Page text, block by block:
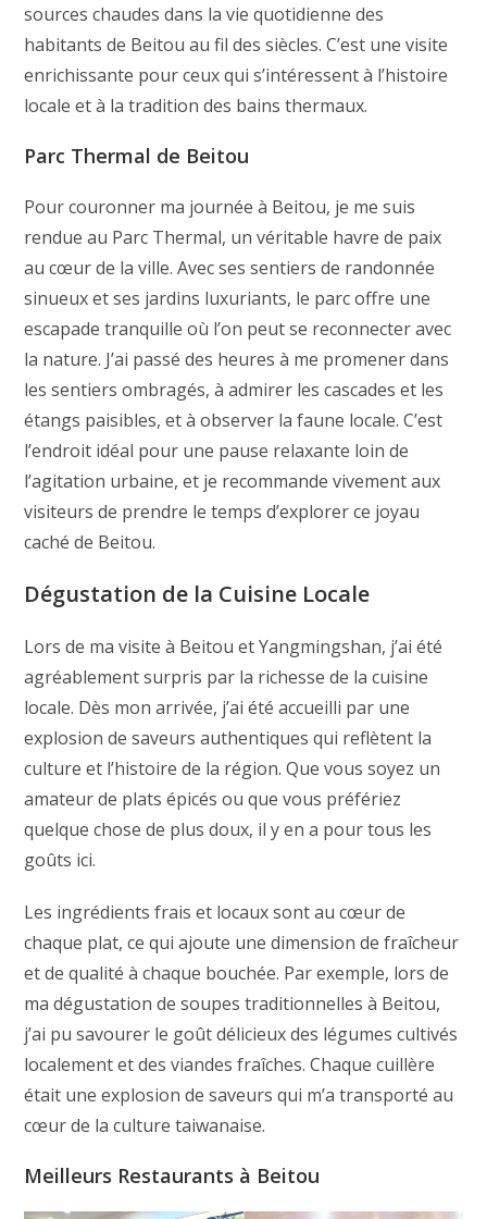
sources chaudes dans la vie quotidienne des
habitants de Beitou au fil des siècles. C’est une visite
enrichissante pour ceux qui s’intéressent à l’histoire
locale et à la tradition des bains thermaux.
Parc Thermal de Beitou
Pour couronner ma journée à Beitou, je me suis
rendue au Parc Thermal, un véritable havre de paix
au cœur de la ville. Avec ses sentiers de randonnée
sinueux et ses jardins luxuriants, le parc offre une
escapade tranquille où l’on peut se reconnecter avec
la nature. J’ai passé des heures à me promener dans
les sentiers ombragés, à admirer les cascades et les
étangs paisibles, et à observer la faune locale. C’est
l’endroit idéal pour une pause relaxante loin de
l’agitation urbaine, et je recommande vivement aux
visiteurs de prendre le temps d’explorer ce joyau
caché de Beitou.
Dégustation de la Cuisine Locale
Lors de ma visite à Beitou et Yangmingshan, j’ai été
agréablement surpris par la richesse de la cuisine
locale. Dès mon arrivée, j’ai été accueilli par une
explosion de saveurs authentiques qui reflètent la
culture et l’histoire de la région. Que vous soyez un
amateur de plats épicés ou que vous préfériez
quelque chose de plus doux, il y en a pour tous les
goûts ici.
Les ingrédients frais et locaux sont au cœur de
chaque plat, ce qui ajoute une dimension de fraîcheur
et de qualité à chaque bouchée. Par exemple, lors de
ma dégustation de soupes traditionnelles à Beitou,
j’ai pu savourer le goût délicieux des légumes cultivés
localement et des viandes fraîches. Chaque cuillère
était une explosion de saveurs qui m’a transporté au
cœur de la culture taiwanaise.
Meilleurs Restaurants à Beitou